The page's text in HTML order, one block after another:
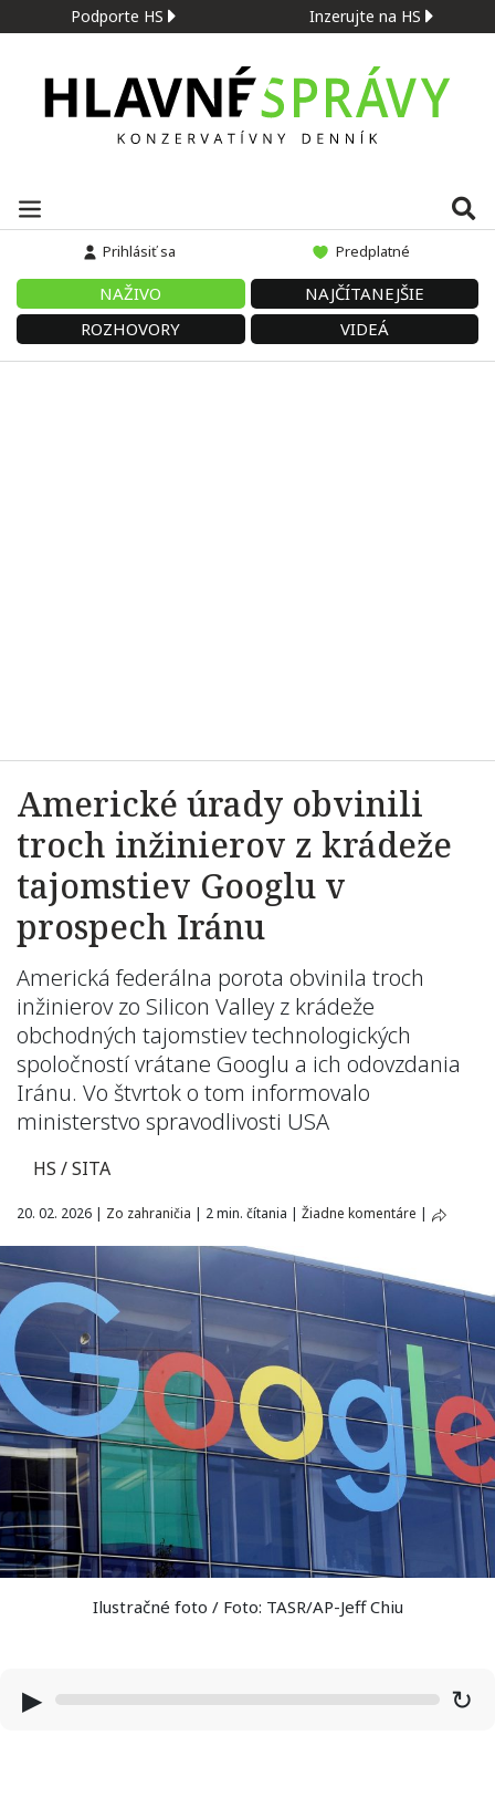
Podporte HS Inzerujte na HS
Prihlásiť sa Predplatné
NAŽIVO
NAJČÍTANEJŠIE
ROZHOVORY
VIDEÁ
Americké úrady obvinili
troch inžinierov z krádeže
tajomstiev Googlu v
prospech Iránu
Americká federálna porota obvinila troch
inžinierov zo Silicon Valley z krádeže
obchodných tajomstiev technologických
spoločností vrátane Googlu a ich odovzdania
Iránu. Vo štvrtok o tom informovalo
ministerstvo spravodlivosti USA
HS / SITA
20. 02. 2026 | Zo zahraničia | 2 min. čítania | Žiadne komentáre |
Ilustračné foto / Foto: TASR/AP-Jeff Chiu
▶ ↻